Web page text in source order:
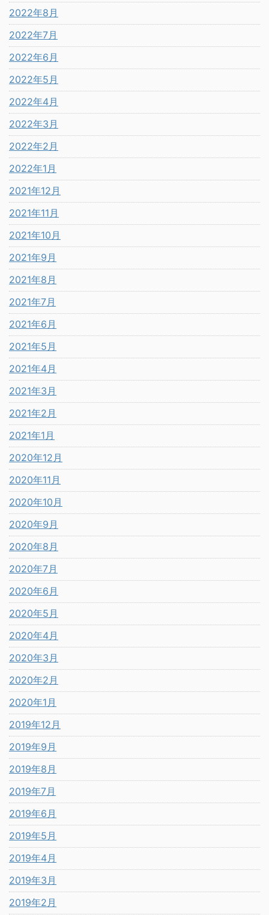
2022年8月
2022年7月
2022年6月
2022年5月
2022年4月
2022年3月
2022年2月
2022年1月
2021年12月
2021年11月
2021年10月
2021年9月
2021年8月
2021年7月
2021年6月
2021年5月
2021年4月
2021年3月
2021年2月
2021年1月
2020年12月
2020年11月
2020年10月
2020年9月
2020年8月
2020年7月
2020年6月
2020年5月
2020年4月
2020年3月
2020年2月
2020年1月
2019年12月
2019年9月
2019年8月
2019年7月
2019年6月
2019年5月
2019年4月
2019年3月
2019年2月